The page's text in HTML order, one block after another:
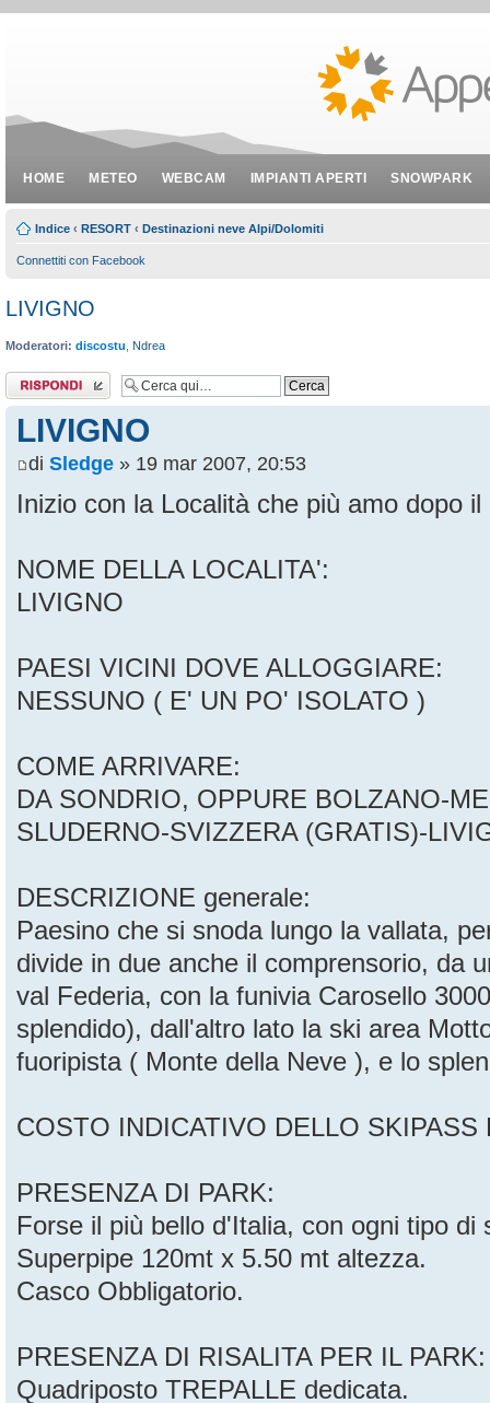
HOME METEO WEBCAM IMPIANTI APERTI SNOWPARK
Indice ‹ RESORT ‹ Destinazioni neve Alpi/Dolomiti
Connettiti con Facebook
LIVIGNO
Moderatori: discostu Ndrea
Rispondi al
messaggio
LIVIGNO
di Sledge » 19 mar 2007, 20:53
Inizio con la Località che più amo dopo
NOME DELLA LOCALITA':
LIVIGNO
PAESI VICINI DOVE ALLOGGIARE:
NESSUNO ( E' UN PO' ISOLATO )
COME ARRIVARE:
DA SONDRIO, OPPURE BOLZANO-
SLUDERNO-SVIZZERA (GRATIS)-
DESCRIZIONE generale:
Paesino che si snoda lungo la vallata,
divide in due anche il comprensorio, da
val Federia, con la funivia Carosello
splendido), dall'altro lato la ski area
fuoripista ( Monte della Neve ), e lo
COSTO INDICATIVO DELLO
PRESENZA DI PARK:
Forse il più bello d'Italia, con ogni tipo
Superpipe 120mt x 5.50 mt altezza.
Casco Obbligatorio.
PRESENZA DI RISALITA PER IL PARK:
Quadriposto TREPALLE dedicata.